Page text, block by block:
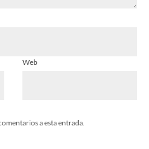
Web
a esta entrada.